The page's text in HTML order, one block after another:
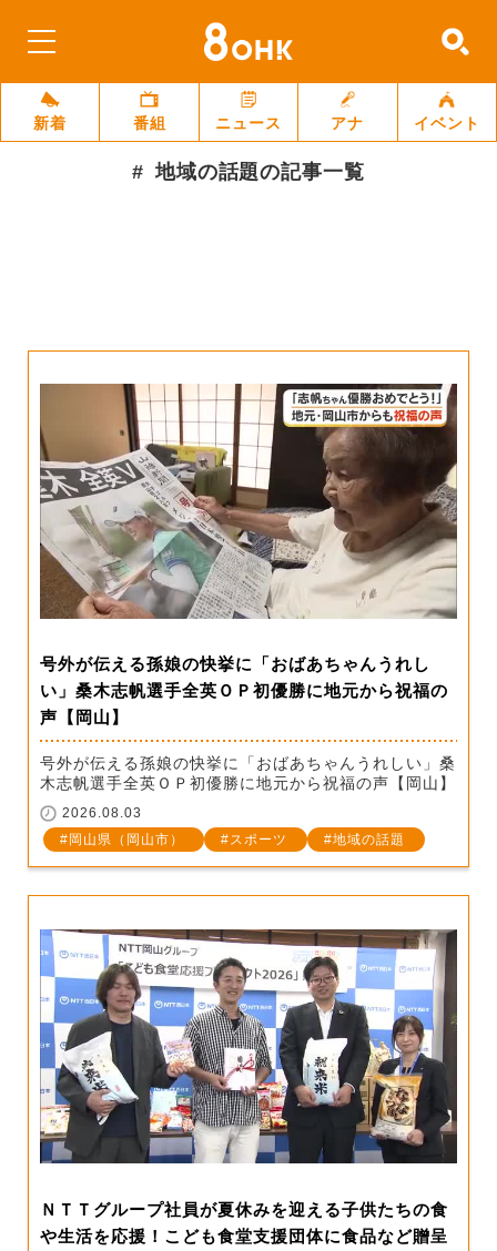
新着 番組 ニュース アナ イベント
地域の話題の記事一覧
号外が伝える孫娘の快挙に「おばあちゃんうれし
い」桑木志帆選手全英ＯＰ初優勝に地元から祝福の
声【岡山】
号外が伝える孫娘の快挙に「おばあちゃんうれしい」桑
木志帆選手全英ＯＰ初優勝に地元から祝福の声【岡山】
2026.08.03
岡山県（岡山市）
スポーツ 地域の話題
ＮＴＴグループ社員が夏休みを迎える子供たちの食
や生活を応援！こども食堂支援団体に食品など贈呈